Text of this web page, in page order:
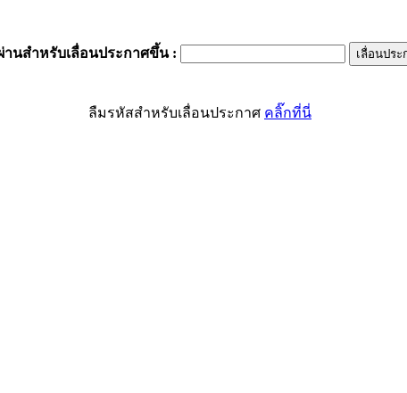
านสำหรับเลื่อนประกาศขึ้น:
ลืมรหัสสำหรับเลื่อนประกาศ คลิ๊กที่นี่